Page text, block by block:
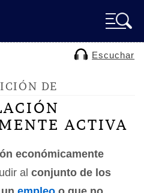
Escuchar
DE
ACTIVA
económicamente
al conjunto de los